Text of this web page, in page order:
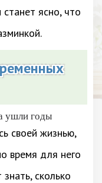
ясно, что
ушли годы
своей жизнью,
время для него
сколько